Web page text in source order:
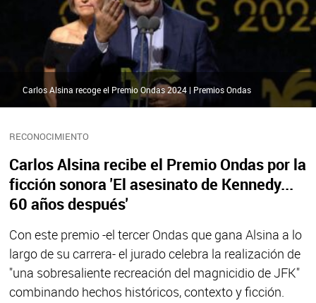
RECONOCIMIENTO
Carlos Alsina recibe el Premio Ondas por la
ficción sonora 'El asesinato de Kennedy...
60 años después'
Con este premio -el tercer Ondas que gana Alsina a lo
largo de su carrera- el jurado celebra la realización de
"una sobresaliente recreación del magnicidio de JFK"
combinando hechos históricos, contexto y ficción.
Carlos Alsina recoge el Premio Ondas 2024 | Premios Ondas